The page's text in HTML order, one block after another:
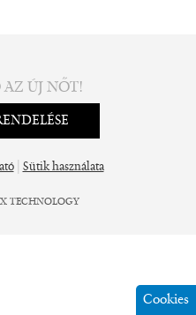
Cookies
AZ ÚJ NŐT!
| Sütik használata
TECHNOLOGY